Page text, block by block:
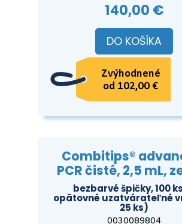
140,00 €
DO KOŠÍKA
Zvýhodnené
od 102,00 €
Combitips®
PCR čisté, 2,5 mL,
bezbarvé špičky, 100
opätovné uzatvárateľné
25 ks)
0030089804